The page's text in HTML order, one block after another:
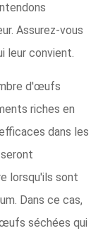
Assurez-vous
leur convient.
d'œufs
riches en
dans les
lorsqu'ils sont
Dans ce cas,
séchées qui